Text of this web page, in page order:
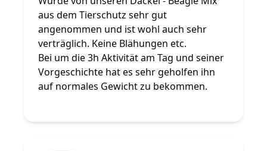
aus dem Tierschutz sehr gut
angenommen und ist wohl auch sehr
verträglich. Keine Blähungen etc.
Bei um die 3h Aktivität am Tag und seiner
Vorgeschichte hat es sehr geholfen ihn
auf normales Gewicht zu bekommen.